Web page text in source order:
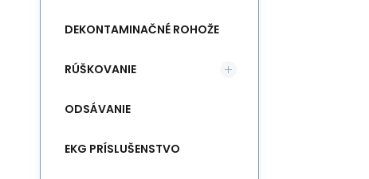
DEKONTAMINAČNÉ ROHOŽE
RÚŠKOVANIE
ODSÁVANIE
EKG PRÍSLUŠENSTVO